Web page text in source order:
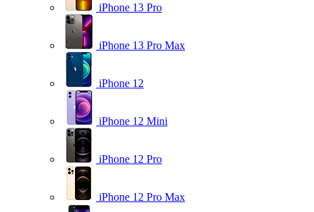
iPhone 13 Pro
iPhone 13 Pro Max
iPhone 12
iPhone 12 Mini
iPhone 12 Pro
iPhone 12 Pro Max